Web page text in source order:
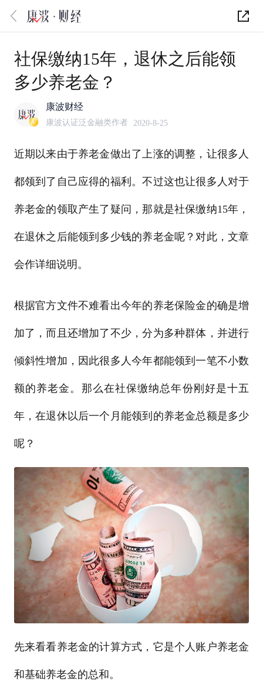
社保缴纳15年，退休之后能领
多少养老金？
康波财经
康波认证泛金融类作者 2020-8-25
近期以来由于养老金做出了上涨的调整，让很多人
都领到了自己应得的福利。不过这也让很多人对于
养老金的领取产生了疑问，那就是社保缴纳15年，
在退休之后能领到多少钱的养老金呢？对此，文章
会作详细说明。
根据官方文件不难看出今年的养老保险金的确是增
加了，而且还增加了不少，分为多种群体，并进行
倾斜性增加，因此很多人今年都能领到一笔不小数
额的养老金。那么在社保缴纳总年份刚好是十五
年，在退休以后一个月能领到的养老金总额是多少
呢？
先来看看养老金的计算方式，它是个人账户养老金
和基础养老金的总和。